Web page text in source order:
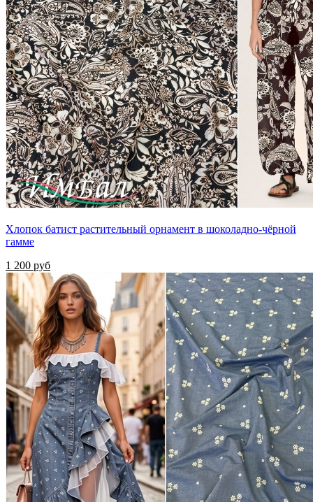
Хлопок батист растительный орнамент в шоколадно-чёрной
гамме
1 200 руб